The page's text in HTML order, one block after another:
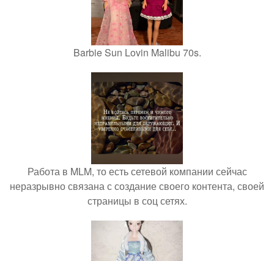
Barbie Sun Lovin Malibu 70s.
Работа в MLM, то есть сетевой компании сейчас
неразрывно связана с создание своего контента, своей
страницы в соц сетях.